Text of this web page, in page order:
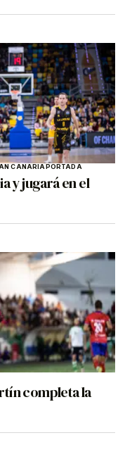
CANARIAPORTADA
y jugará en el
completa la